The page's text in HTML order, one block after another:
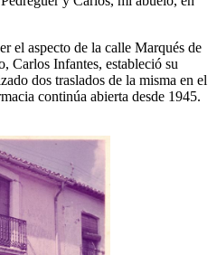
el aspecto de la calle Marqués de
Carlos Infantes, estableció su
dos traslados de la misma en el
continúa abierta desde 1945.